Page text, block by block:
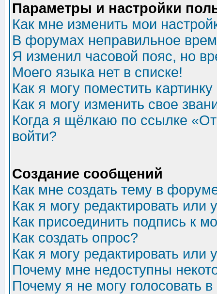
Параметры и настройки
Как мне изменить мои
В форумах неправильное
Я изменил часовой пояс, но
Моего языка нет в списке!
Как я могу поместить
Как я могу изменить свое
Когда я щёлкаю по ссылке
войти?
Создание сообщений
Как мне создать тему в
Как я могу редактировать или
Как присоединить подпись к
Как создать опрос?
Как я могу редактировать или
Почему мне недоступны
Почему я не могу голосовать